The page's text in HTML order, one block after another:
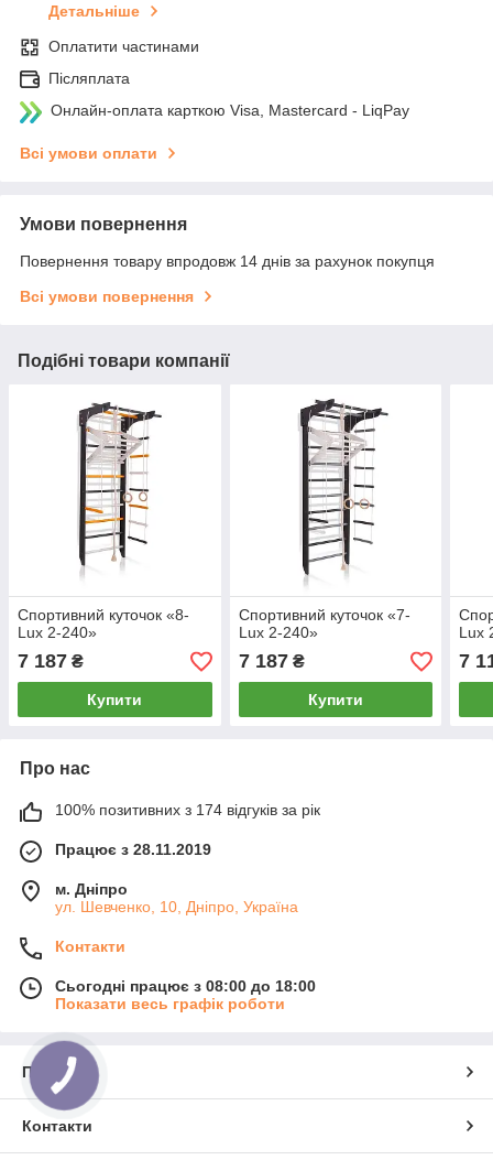
Детальніше
Оплатити частинами
Післяплата
Онлайн-оплата карткою Visa, Mastercard - LiqPay
Всі умови оплати
Умови повернення
Повернення товару впродовж 14 днів за рахунок покупця
Всі умови повернення
Подібні товари компанії
Спортивний куточок «8-
Lux 2-240»
7 187 ₴
Купити
Спортивний куточок «7-
Lux 2-240»
7 187₴
Купити
Lux
7
Про нас
100% позитивних з 174 відгуків за рік
Працює з 28.11.2019
м. Дніпро
ул. Шевченко, 10, Дніпро, Україна
Контакти
Сьогодні працює з 08:00 до 18:00
Показати весь графік роботи
Про нас
Контакти
КНОПКА
ЗВ'ЯЗКУ